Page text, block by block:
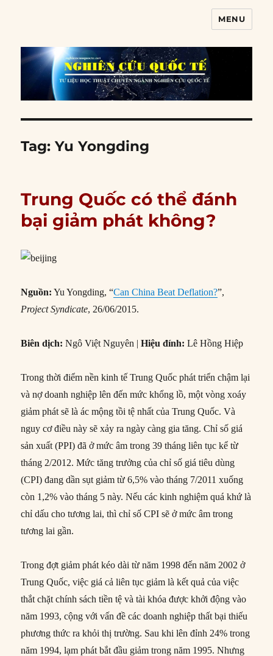
MENU
Tag:Yu Yongding
Trung Quốc có thể đánh
bại giảm phát không?
Nguồn: Yu Yongding, “Can China Beat Deflation?”,
Project Syndicate, 26/06/2015.
Biên dịch: Ngô Việt Nguyên |Hiệu đính: Lê Hồng Hiệp
Trong thời điểm nền kinh tế Trung Quốc phát triển chậm lại
và nợ doanh nghiệp lên đến mức khổng lồ, một vòng xoáy
giảm phát sẽ là ác mộng tồi tệ nhất của Trung Quốc. Và
nguy cơ điều này sẽ xảy ra ngày càng gia tăng. Chỉ số giá
sản xuất (PPI) đã ở mức âm trong 39 tháng liên tục kể từ
tháng 2/2012. Mức tăng trưởng của chỉ số giá tiêu dùng
(CPI) đang dần sụt giảm từ 6,5% vào tháng 7/2011 xuống
còn 1,2% vào tháng 5 này. Nếu các kinh nghiệm quá khứ là
chỉ dấu cho tương lai, thì chỉ số CPI sẽ ở mức âm trong
tương lai gần.
Trong đợt giảm phát kéo dài từ năm 1998 đến năm 2002 ở
Trung Quốc, việc giá cả liên tục giảm là kết quả của việc
thắt chặt chính sách tiền tệ và tài khóa được khởi động vào
năm 1993, cộng với vấn đề các doanh nghiệp thất bại thiếu
phương thức ra khỏi thị trường. Sau khi lên đỉnh 24% trong
năm 1994, lạm phát bắt đầu giảm trong năm 1995. Nhưng